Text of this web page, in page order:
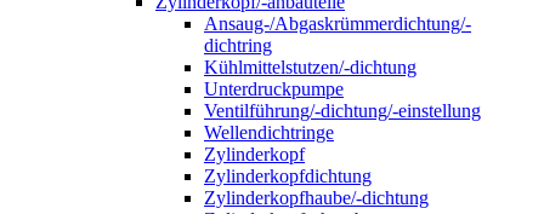
Ansaug-/Abgaskrümmerdichtung/-
dichtring
Kühlmittelstutzen/-dichtung
Unterdruckpumpe
Ventilführung/-dichtung/-einstellung
Wellendichtringe
Zylinderkopf
Zylinderkopfdichtung
Zylinderkopfhaube/-dichtung